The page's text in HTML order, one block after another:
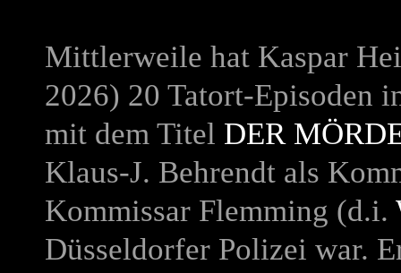
Mittlerweile hat Kaspar
2026) 20 Tatort-Episoden
mit dem Titel DER
Klaus-J. Behrendt als
Kommissar Flemming (d.i.
Düsseldorfer Polizei war.